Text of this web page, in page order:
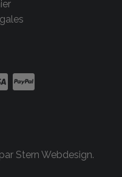
Stern Webdesign.